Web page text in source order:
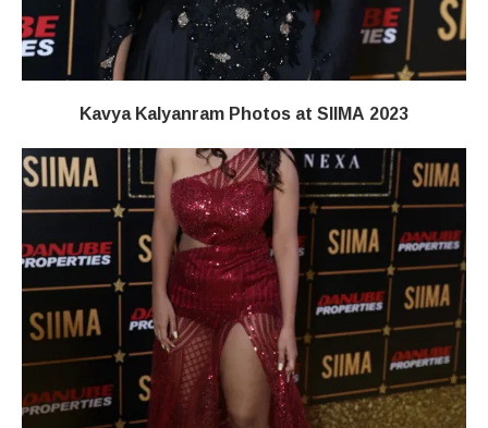
Kavya Kalyanram Photos at SIIMA 2023